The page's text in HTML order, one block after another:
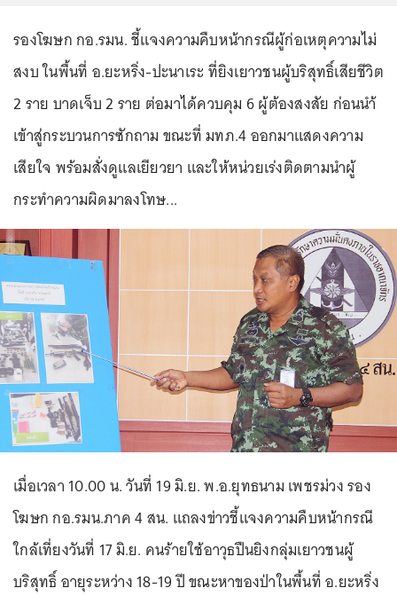
รองโฆษก กอ.รมน. ชี้แจงความคืบหน้ากรณีผู้ก่อเหตุความไม่
สงบ ในพื้นที่ อ.ยะหริ่ง-ปะนาเระ ที่ยิงเยาวชนผู้บริสุทธิ์เสียชีวิต
2 ราย บาดเจ็บ 2 ราย ต่อมาได้ควบคุม 6 ผู้ต้องสงสัย ก่อนนำ้
เข้าสู่กระบวนการซักถาม ขณะที่ มทภ.4 ออกมาแสดงความ
เสียใจ พร้อมสั่งดูแลเยียวยา และให้หน่วยเร่งติดตามนำผู้
กระทำความผิดมาลงโทษ...
เมื่อเวลา 10.00 น. วันที่ 19 มิ.ย. พ.อ.ยุทธนาม เพชรม่วง รอง
โฆษก กอ.รมน.ภาค 4 สน. แถลงข่าวชี้แจงความคืบหน้ากรณี
ใกล้เที่ยงวันที่ 17 มิ.ย. คนร้ายใช้อาวุธปืนยิงกลุ่มเยาวชนผู้
บริสุทธิ์ อายุระหว่าง 18-19 ปี ขณะหาของป่าในพื้นที่ อ.ยะหริ่ง